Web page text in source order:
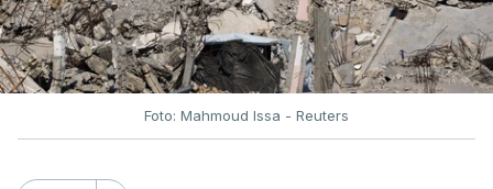
Foto: Mahmoud Issa - Reuters